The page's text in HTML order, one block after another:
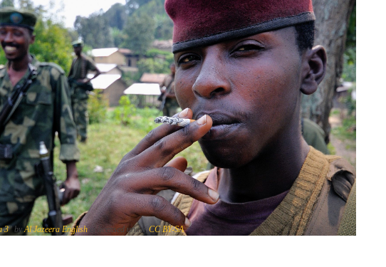
3" byAl Jazeera Englishis licensed underCC BY-SA